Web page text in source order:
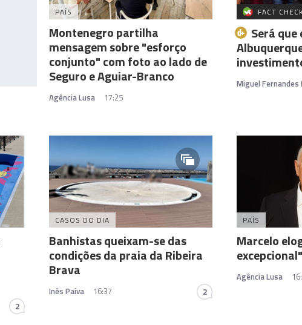
PAÍS
Montenegro partilha
mensagem sobre "esforço
conjunto" com foto ao lado de
Seguro e Aguiar-Branco
Agência Lusa 17:25
FACT
Será
Miguel Fernandes
2
CASOS DO DIA
Banhistas queixam-se das
condições da praia da Ribeira
Brava
Inês Paiva 16:37 2
PAÍS
Marcelo
Agência Lusa